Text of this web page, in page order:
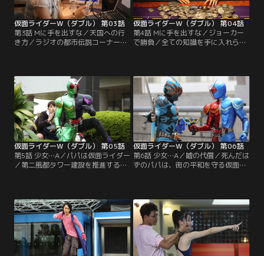
仮面ライダーW（ダブル） 第03話
第3話 Mに手を出すな／天国への行
き方／ラジオの都市伝説コーナーで
コロッセオ」が、風都にあるという
のだ。興味を持つフィリップ。信じ
ない翔太郎。そこにミリオンコロッ
セオにはまって、おかしくなってし
まった娘を調べてほしいという依頼
が舞い込んだ！
仮面ライダーW（ダブル） 第04話
第4話 Mに手を出すな／ジョーカー
で勝負／全ての知識を手に入れられ
ドをインプットすると、機能が止ま
ってしまうのだった。その時、ミリ
オンコロッセオに潜入した亜樹子か
ら連絡が！フィリップ絶不調の中、
ダブルは勝ちを掴めるのか？
仮面ライダーW（ダブル） 第05話
第5話 少女…A／パパは仮面ライダー
／第二風都タワー建設を推進する市
議・楠原みやびが狙われている。み
ず、娘あすかを連れ歩いている。護
衛を依頼されていた翔太郎は、物陰
でライダーに変身し、銃弾の嵐から
母娘を救った。その時、あすかがダ
ブルに言う。「パパ！来てくれたの
ね…パパ！」
仮面ライダーW（ダブル） 第06話
第6話 少女…A／嘘の代償／死んだは
ずのパパは、街の平和を守る仮面の
いたそんな嘘を、少女はずっと信じ
ていた。ハーフボイルドな翔太郎は
そんな嘘につきあっていくのか？一
方、フィリップは第二風都タワー建
設候補地に隠された謎を追う！